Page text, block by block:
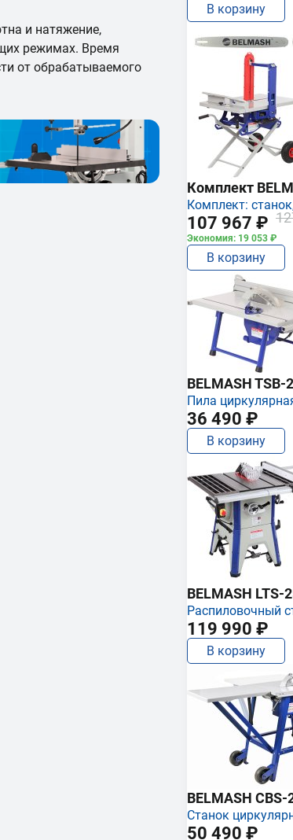
и натяжение,
режимах. Время
от обрабатываемого
В корзину
Комплект
Комплект:
107 967 ₽
Экономия: 19 053 ₽
В корзину
BELMASH TSB-
Пила
36 490 ₽
В корзину
BELMASH LTS-
Распиловочный
119 990 ₽
В корзину
BELMASH CBS-
Станок
50 490 ₽